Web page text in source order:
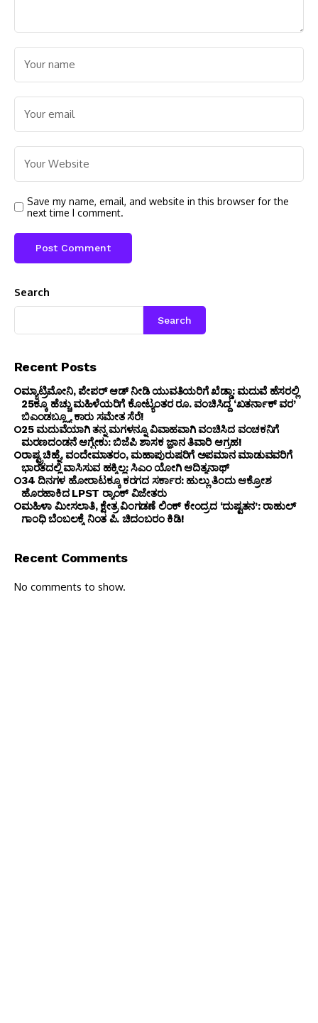
Save my name, email, and website in this browser for the
next time I comment.
Search
Search
Recent Posts
ಮ್ಯಾಟ್ರಿಮೋನಿ, ಪೇಪರ್ ಆಡ್ ನೀಡಿ ಯುವತಿಯರಿಗೆ ಖೆಡ್ಡಾ: ಮದುವೆ ಹೆಸರಲ್ಲಿ
25ಕ್ಕೂ ಹೆಚ್ಚು ಮಹಿಳೆಯರಿಗೆ ಕೋಟ್ಯಂತರ ರೂ. ವಂಚಿಸಿದ್ದ ‘ಖತರ್ನಾಕ್ ವರ’
ಬಿಎಂಡಬ್ಲ್ಯೂ ಕಾರು ಸಮೇತ ಸೆರೆ!
25 ಮದುವೆಯಾಗಿ ತನ್ನ ಮಗಳನ್ನೂ ವಿವಾಹವಾಗಿ ವಂಚಿಸಿದ ವಂಚಕನಿಗೆ
ಮರಣದಂಡನೆ ಆಗ್ಬೇಕು: ಬಿಜೆಪಿ ಶಾಸಕ ಜ್ಞಾನ ತಿವಾರಿ ಆಗ್ರಹ!
ರಾಷ್ಟ್ರಚಿಹ್ನೆ, ವಂದೇಮಾತರಂ, ಮಹಾಪುರುಷರಿಗೆ ಅಪಮಾನ ಮಾಡುವವರಿಗೆ
ಭಾರತದಲ್ಲಿ ವಾಸಿಸುವ ಹಕ್ಕಿಲ್ಲ: ಸಿಎಂ ಯೋಗಿ ಆದಿತ್ಯನಾಥ್
34 ದಿನಗಳ ಹೋರಾಟಕ್ಕೂ ಕರಗದ ಸರ್ಕಾರ: ಹುಲ್ಲು ತಿಂದು ಆಕ್ರೋಶ
ಹೊರಹಾಕಿದ LPST ರ್‍ಯಾಂಕ್ ವಿಜೇತರು
ಮಹಿಳಾ ಮೀಸಲಾತಿ, ಕ್ಷೇತ್ರ ವಿಂಗಡಣೆ ಲಿಂಕ್ ಕೇಂದ್ರದ ‘ದುಷ್ಟತನ’: ರಾಹುಲ್
ಗಾಂಧಿ ಬೆಂಬಲಕ್ಕೆ ನಿಂತ ಪಿ. ಚಿದಂಬರಂ ಕಿಡಿ!
Recent Comments
No comments to show.